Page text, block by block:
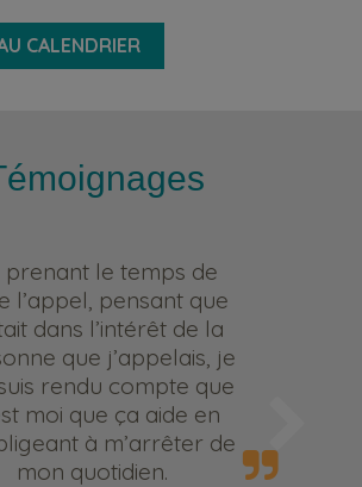
CALENDRIER
prenant le temps de
l’appel, pensant que
dans l’intérêt de la
que j’appelais, je
rendu compte que
moi que ça aide en
à m’arrêter de
mon quotidien.